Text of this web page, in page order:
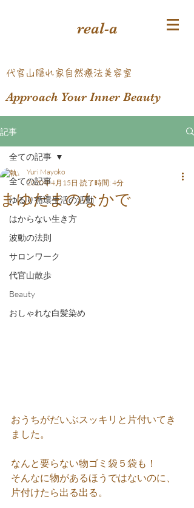
real-a
​代官山隠れ家自然療法美容室
Approach Your Inner Beauty
記事
全ての記事
ゆるり循環生活の活動
はからない生き方
波動の法則
サロンワーク
代官山散歩
Beauty
おしゃれな白髪染め
全ての記事
まゆだまのなかで
Yuri Mayoko
2020年4月15日 読了時間: 4分
おうちがだいぶスッキリと片付いてき
ました。
なんと要らない物ゴミ袋５袋も！
そんなに物があるほうではないのに、
片付けたら出る出る。